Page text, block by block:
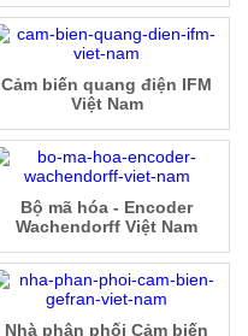
Cảm biến quang điện IFM
Việt Nam
Bộ mã hóa - Encoder
Wachendorff Việt Nam
Nhà phân phối Cảm biến